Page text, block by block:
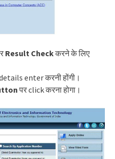
Result Checkकरने के लिए
enter करनी होंगी।
पर click करना होगा।